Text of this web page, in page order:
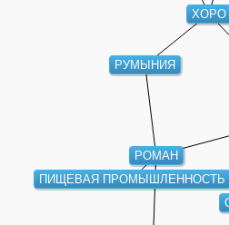
ХОРО
РОМАН
РУМЫНИЯ
ПИЩЕВАЯ ПРОМЫШЛЕННОСТЬ